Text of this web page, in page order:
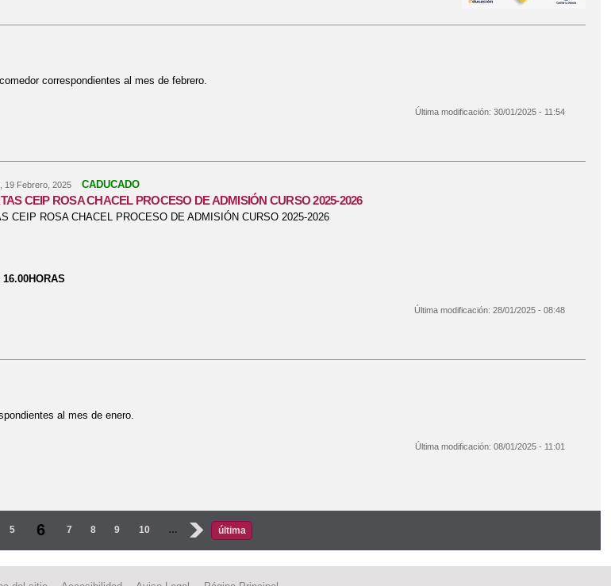
correspondientes al mes de febrero.
Última modificación: 30/01/2025 - 11:54
19 Febrero, 2025 CADUCADO
CEIP ROSA CHACEL PROCESO DE ADMISIÓN CURSO 2025-2026
CEIP ROSA CHACEL PROCESO DE ADMISIÓN CURSO 2025-2026
Última modificación: 28/01/2025 - 08:48
al mes de enero.
Última modificación: 08/01/2025 - 11:01
5 6 7 8 9 10 … › última